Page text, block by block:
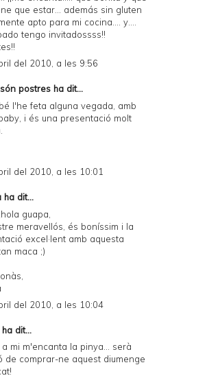
que estar... además sin gluten
apto para mi cocina.... y....
tengo invitadossss!!
del 2010, a les 9:56
postres ha dit...
l'he feta alguna vegada, amb
i és una presentació molt
del 2010, a les 10:01
ha dit...
guapa,
meravellós, és boníssim i la
excel·lent amb aquesta
maca ;)
del 2010, a les 10:04
ha dit...
mi m'encanta la pinya... serà
de comprar-ne aquest diumenge